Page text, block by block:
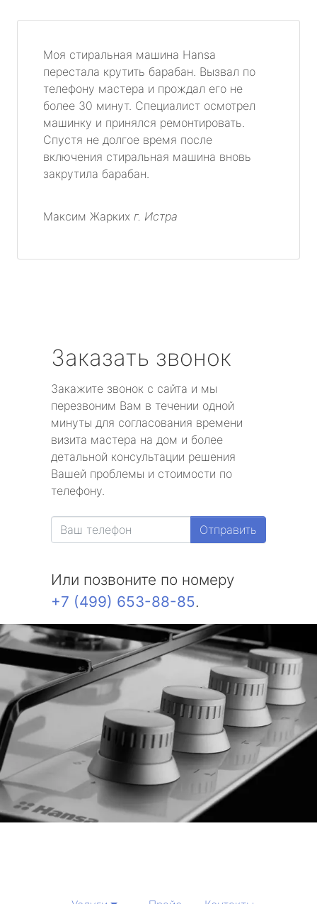
Моя стиральная машина Hansa
перестала крутить барабан. Вызвал по
телефону мастера и прождал его не
более 30 минут. Специалист осмотрел
машинку и принялся ремонтировать.
Спустя не долгое время после
включения стиральная машина вновь
закрутила барабан.
Максим Жарких г. Истра
Заказать звонок
Закажите звонок с сайта и мы
перезвоним Вам в течении одной
минуты для согласования времени
визита мастера на дом и более
детальной консультации решения
Вашей проблемы и стоимости по
телефону.
Отправить
Или позвоните по номеру
+7 (499) 653-88-85.